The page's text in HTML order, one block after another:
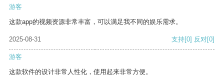
游客
这款app的视频资源非常丰富，可以满足我不同的娱乐需求。
2025-08-31 支持[0] 反对[0]
游客
这款软件的设计非常人性化，使用起来非常方便。